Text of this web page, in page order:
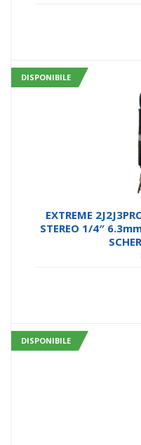
DISPONIBILE
EXTREME
STEREO 1/4″
DISPONIBILE